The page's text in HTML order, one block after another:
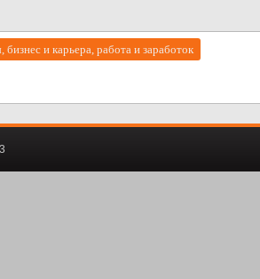
и карьера, работа и заработок